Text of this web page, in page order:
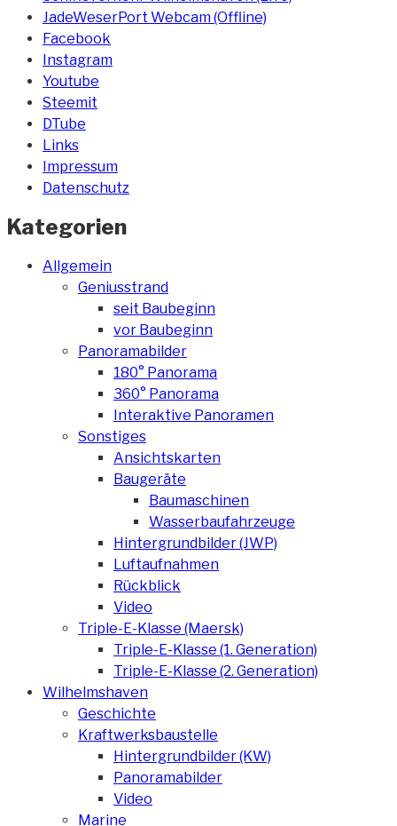
JadeWeserPort Webcam (Offline)
Facebook
Instagram
Youtube
Steemit
DTube
Links
Impressum
Datenschutz
Kategorien
Allgemein
Geniusstrand
seit Baubeginn
vor Baubeginn
Panoramabilder
180° Panorama
360° Panorama
Interaktive Panoramen
Sonstiges
Ansichtskarten
Baugeräte
Baumaschinen
Wasserbaufahrzeuge
Hintergrundbilder (JWP)
Luftaufnahmen
Rückblick
Video
Triple-E-Klasse (Maersk)
Triple-E-Klasse (1. Generation)
Triple-E-Klasse (2. Generation)
Wilhelmshaven
Geschichte
Kraftwerksbaustelle
Hintergrundbilder (KW)
Panoramabilder
Video
Marine